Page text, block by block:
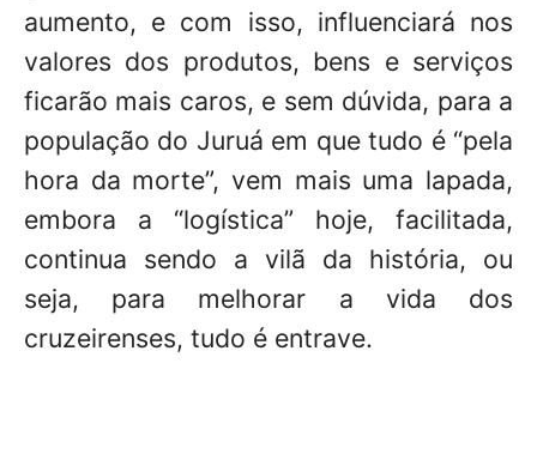
aumento, e com isso, influenciará nos
valores dos produtos, bens e serviços
ficarão mais caros, e sem dúvida, para a
população do Juruá em que tudo é “pela
hora da morte”, vem mais uma lapada,
embora a “logística” hoje, facilitada,
continua sendo a vilã da história, ou
seja, para melhorar a vida dos
cruzeirenses, tudo é entrave.